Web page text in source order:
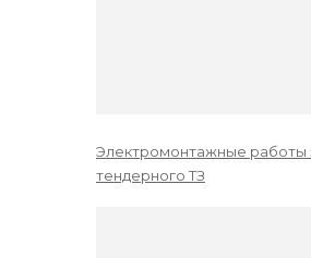
Электромонтажные работы
тендерного ТЗ